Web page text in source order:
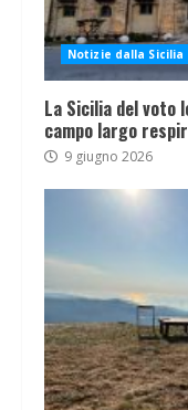
Notizie dalla Sicilia
La Sicilia del
campo largo
9 giugno 2026